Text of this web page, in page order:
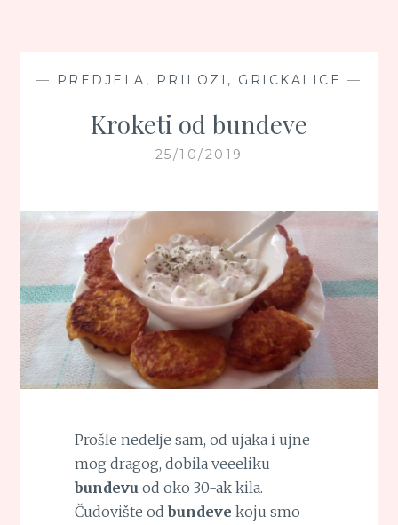
— PREDJELA, PRILOZI, GRICKALICE —
Kroketi od bundeve
25/10/2019
Prošle nedelje sam, od ujaka i ujne
mog dragog, dobila veeeliku
bundevu od oko 30-ak kila.
Čudovište od bundeve koju smo